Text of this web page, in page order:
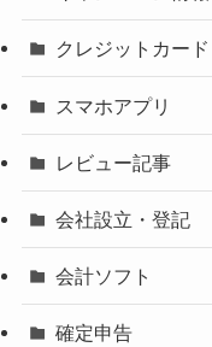
クレジットカード
スマホアプリ
レビュー記事
会社設立・登記
会計ソフト
確定申告